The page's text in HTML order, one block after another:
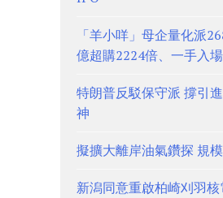
「羊小咩」母企量化派
億超購2224倍、一手入
特朗普反駁保守派 撐引
神
擬擴大離岸油氣鑽探 規
新潟同意重啟柏崎刈羽